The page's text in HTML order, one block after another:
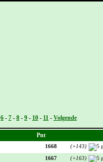
6 - 7 - 8 - 9 - 10 - 11 - Volgende
Pnt
1668
(+143)
1667
(+163)